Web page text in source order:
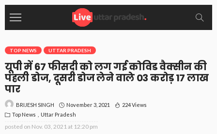
TOP NEWS UTTAR PRADESH
यूपी में 67 फीसदी को लग गई कोविड वैक्सीन की
पहली डोज, दूसरी डोज लेने वाले 03 करोड़ 17 लाख
पार
BRIJESH SINGH November 3, 2021
224 Views
Top News
Uttar Pradesh
posted on Nov. 03, 2021 at 12:20 pm